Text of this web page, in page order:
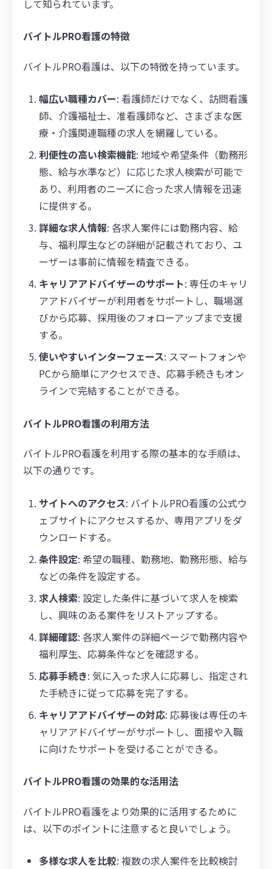
して知られています。
バイトルPRO看護の特徴
バイトルPRO看護は、以下の特徴を持っています。
幅広い職種カバー: 看護師だけでなく、訪問看護
師、介護福祉士、准看護師など、さまざまな医
療・介護関連職種の求人を網羅している。
利便性の高い検索機能: 地域や希望条件（勤務形
態、給与水準など）に応じた求人検索が可能で
あり、利用者のニーズに合った求人情報を迅速
に提供する。
詳細な求人情報: 各求人案件には勤務内容、給
与、福利厚生などの詳細が記載されており、ユ
ーザーは事前に情報を精査できる。
キャリアアドバイザーのサポート: 専任のキャリ
アアドバイザーが利用者をサポートし、職場選
びから応募、採用後のフォローアップまで支援
する。
使いやすいインターフェース: スマートフォンや
PCから簡単にアクセスでき、応募手続きもオン
ラインで完結することができる。
バイトルPRO看護の利用方法
バイトルPRO看護を利用する際の基本的な手順は、
以下の通りです。
サイトへのアクセス: バイトルPRO看護の公式ウ
ェブサイトにアクセスするか、専用アプリをダ
ウンロードする。
条件設定: 希望の職種、勤務地、勤務形態、給与
などの条件を設定する。
求人検索: 設定した条件に基づいて求人を検索
し、興味のある案件をリストアップする。
詳細確認: 各求人案件の詳細ページで勤務内容や
福利厚生、応募条件などを確認する。
応募手続き: 気に入った求人に応募し、指定され
た手続きに従って応募を完了する。
キャリアアドバイザーの対応: 応募後は専任のキ
ャリアアドバイザーがサポートし、面接や入職
に向けたサポートを受けることができる。
バイトルPRO看護の効果的な活用法
バイトルPRO看護をより効果的に活用するために
は、以下のポイントに注意すると良いでしょう。
多様な求人を比較: 複数の求人案件を比較検討